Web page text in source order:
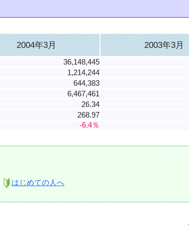
2004年3月 2003年3月
36,148,445
1,214,244
644,383
6,467,461
26.34
268.97
-6.4％
はじめての人へ